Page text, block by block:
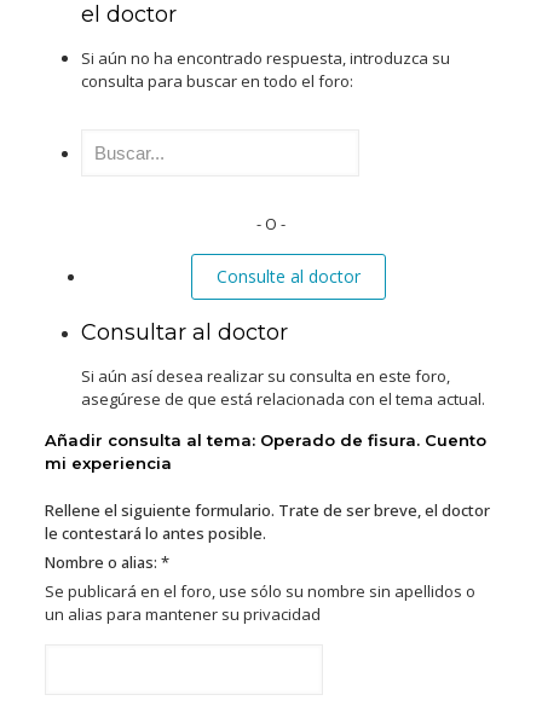
el doctor
Si aún no ha encontrado respuesta, introduzca su
consulta para buscar en todo el foro:
- O -
Consulte al doctor
Consultar al doctor
Si aún así desea realizar su consulta en este foro,
asegúrese de que está relacionada con el tema actual.
Añadir consulta al tema: Operado de fisura. Cuento
mi experiencia
Rellene el siguiente formulario. Trate de ser breve, el doctor
le contestará lo antes posible.
Nombre o alias: *
Se publicará en el foro, use sólo su nombre sin apellidos o
un alias para mantener su privacidad